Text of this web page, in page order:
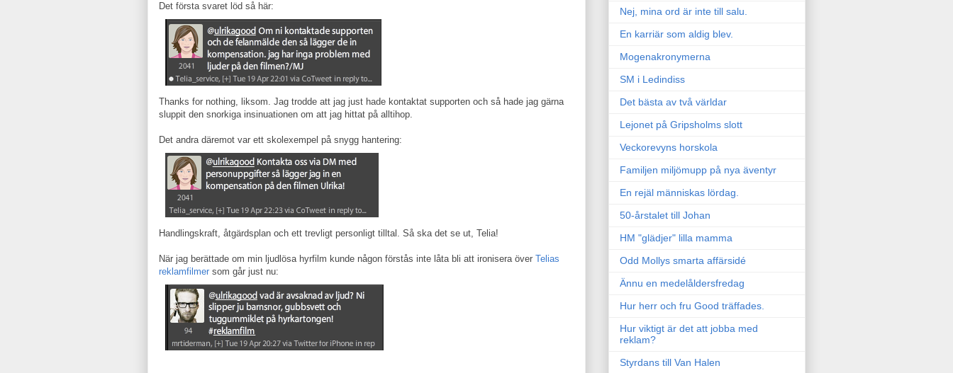
Det första svaret löd så här:
Thanks for nothing, liksom. Jag trodde att jag just hade kontaktat supporten och så hade jag gärna
sluppit den snorkiga insinuationen om att jag hittat på alltihop.
Det andra däremot var ett skolexempel på snygg hantering:
Handlingskraft, åtgärdsplan och ett trevligt personligt tilltal. Så ska det se ut, Telia!
När jag berättade om min ljudlösa hyrfilm kunde någon förstås inte låta bli att ironisera över Telias
reklamfilmer som går just nu:
Nej, mina ord är inte till salu.
En karriär som aldig blev.
Mogenakronymerna
SM i Ledindiss
Det bästa av två världar
Lejonet på Gripsholms slott
Veckorevyns horskola
Familjen miljömupp på nya äventyr
En rejäl människas lördag.
50-årstalet till Johan
HM "glädjer" lilla mamma
Odd Mollys smarta affärsidé
Ännu en medelåldersfredag
Hur herr och fru Good träffades.
Hur viktigt är det att jobba med
reklam?
Styrdans till Van Halen